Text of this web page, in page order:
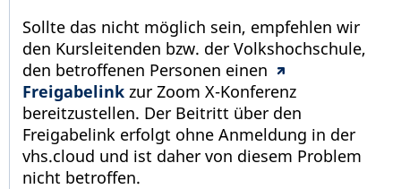
Sollte das nicht möglich sein, empfehlen wir
den Kursleitenden bzw. der Volkshochschule,
den betroffenen Personen einen
Freigabelink zur Zoom X-Konferenz
bereitzustellen. Der Beitritt über den
Freigabelink erfolgt ohne Anmeldung in der
vhs.cloud und ist daher von diesem Problem
nicht betroffen.